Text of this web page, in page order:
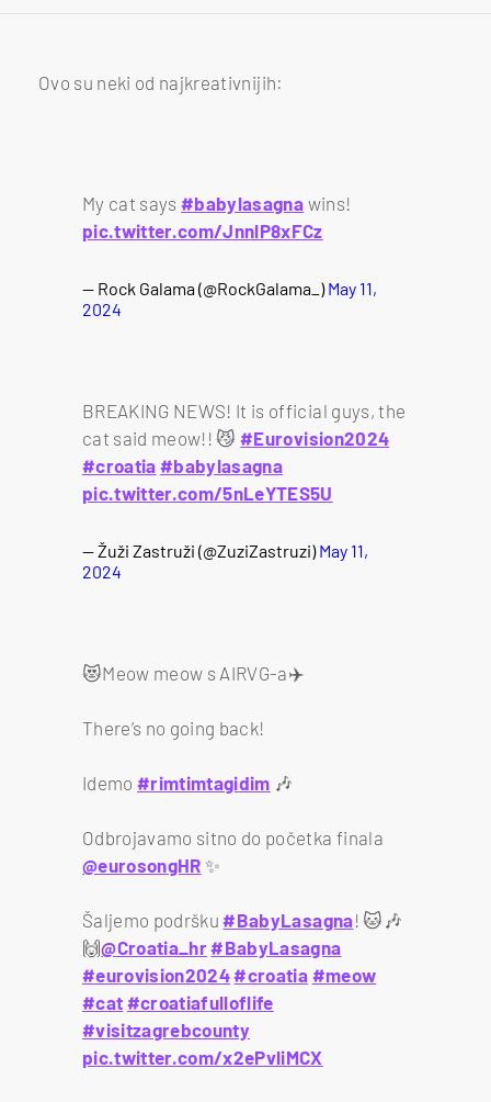
Ovo su neki od najkreativnijih:
My cat says#babylasagna wins!
pic.twitter.com/JnnlP8xFCz
— Rock Galama (@RockGalama_)May 11,
2024
BREAKING NEWS! It is official guys, the
cat said meow!! 😼#Eurovision2024
#croatia #babylasagna
pic.twitter.com/5nLeYTES5U
— Žuži Zastruži (@ZuziZastruzi)May 11,
2024
😻Meow meow s AIRVG-a✈️
There’s no going back!
Idemo#rimtimtagidim 🎶
Odbrojavamo sitno do početka finala
@eurosongHR ✨
Šaljemo podršku#BabyLasagna! 🐱🎶
🙌@Croatia_hr#BabyLasagna
#eurovision2024#croatia #meow
#cat #croatiafulloflife
#visitzagrebcounty
pic.twitter.com/x2ePvliMCX